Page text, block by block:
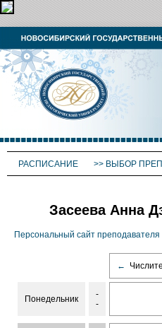
РАСПИСАНИЕ >> ВЫБОР
Засеева Анна
Персональный сайт преподавателя
←
Понедельник
-
-